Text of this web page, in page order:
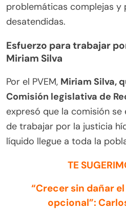
problemáticas complejas y
desatendidas.
Esfuerzo para trabajar
Miriam Silva
Por el PVEM, Miriam Silva,
Comisión legislativa de
expresó que la comisión se
de trabajar por la justicia
líquido llegue a toda la
TE
“Crecer sin dañar
opcional”: